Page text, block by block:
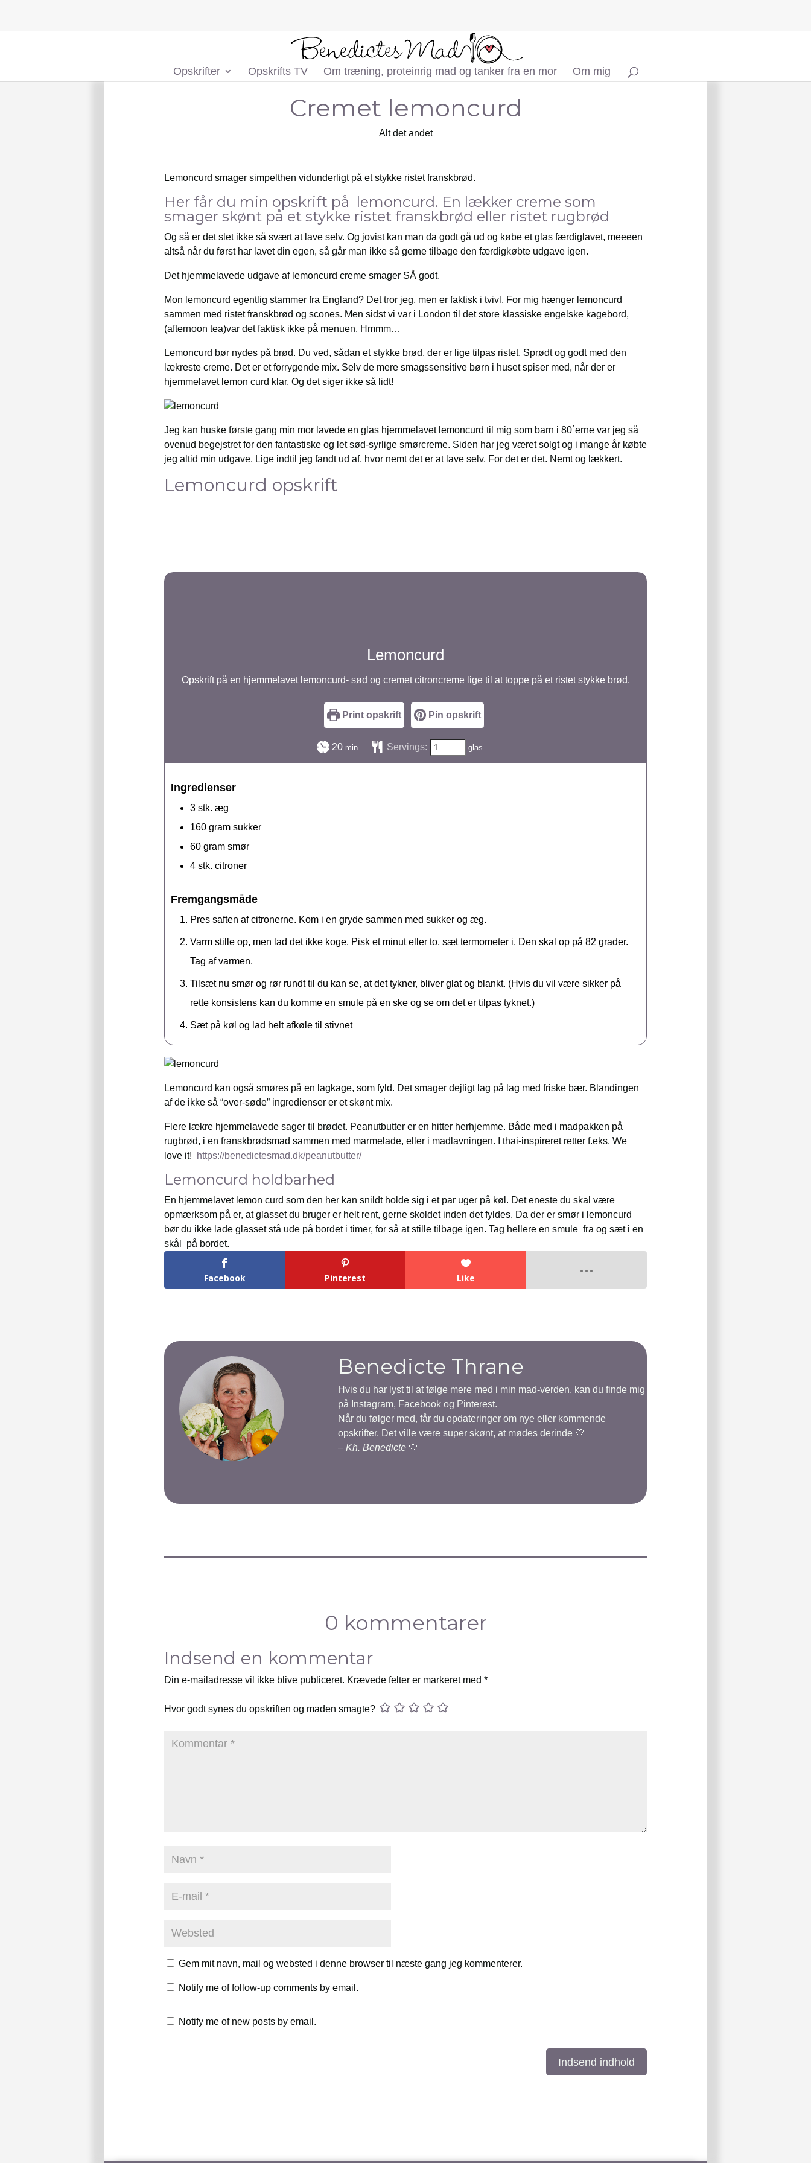
Opskrifter Opskrifts TV Om træning, proteinrig mad og tanker fra en mor Om mig
Cremet lemoncurd
Alt det andet
Lemoncurd smager simpelthen vidunderligt på et stykke ristet franskbrød.
Her får du min opskrift på lemoncurd. En lækker creme som
smager skønt på et stykke ristet franskbrød eller ristet rugbrød
Og så er det slet ikke så svært at lave selv. Og jovist kan man da godt gå ud og købe et glas færdiglavet, meeeen
altså når du først har lavet din egen, så går man ikke så gerne tilbage den færdigkøbte udgave igen.
Det hjemmelavede udgave af lemoncurd creme smager SÅ godt.
Mon lemoncurd egentlig stammer fra England? Det tror jeg, men er faktisk i tvivl. For mig hænger lemoncurd
sammen med ristet franskbrød og scones. Men sidst vi var i London til det store klassiske engelske kagebord,
(afternoon tea)var det faktisk ikke på menuen. Hmmm…
Lemoncurd bør nydes på brød. Du ved, sådan et stykke brød, der er lige tilpas ristet. Sprødt og godt med den
lækreste creme. Det er et forrygende mix. Selv de mere smagssensitive børn i huset spiser med, når der er
hjemmelavet lemon curd klar. Og det siger ikke så lidt!
Jeg kan huske første gang min mor lavede en glas hjemmelavet lemoncurd til mig som barn i 80´erne var jeg så
ovenud begejstret for den fantastiske og let sød-syrlige smørcreme. Siden har jeg været solgt og i mange år købte
jeg altid min udgave. Lige indtil jeg fandt ud af, hvor nemt det er at lave selv. For det er det. Nemt og lækkert.
Lemoncurd opskrift
Lemoncurd
Opskrift på en hjemmelavet lemoncurd- sød og cremet citroncreme lige til at toppe på et ristet stykke brød.
Print opskrift Pin opskrift
20minutter
min Servings: glas
Ingredienser
3 stk. æg
160 gram sukker
60 gram smør
4 stk. citroner
Fremgangsmåde
Pres saften af citronerne. Kom i en gryde sammen med sukker og æg.
Varm stille op, men lad det ikke koge. Pisk et minut eller to, sæt termometer i. Den skal op på 82 grader.
Tag af varmen.
Tilsæt nu smør og rør rundt til du kan se, at det tykner, bliver glat og blankt. (Hvis du vil være sikker på
rette konsistens kan du komme en smule på en ske og se om det er tilpas tyknet.)
Sæt på køl og lad helt afkøle til stivnet
Lemoncurd kan også smøres på en lagkage, som fyld. Det smager dejligt lag på lag med friske bær. Blandingen
af de ikke så “over-søde” ingredienser er et skønt mix.
Flere lækre hjemmelavede sager til brødet. Peanutbutter er en hitter herhjemme. Både med i madpakken på
rugbrød, i en franskbrødsmad sammen med marmelade, eller i madlavningen. I thai-inspireret retter f.eks. We
love it!
https://benedictesmad.dk/peanutbutter/
Lemoncurd holdbarhed
En hjemmelavet lemon curd som den her kan snildt holde sig i et par uger på køl. Det eneste du skal være
opmærksom på er, at glasset du bruger er helt rent, gerne skoldet inden det fyldes. Da der er smør i lemoncurd
bør du ikke lade glasset stå ude på bordet i timer, for så at stille tilbage igen. Tag hellere en smule fra og sæt i en
skål på bordet.
Facebook Pinterest Like
Benedicte Thrane
Hvis du har lyst til at følge mere med i min mad-verden, kan du finde mig
på Instagram, Facebook og Pinterest.
Når du følger med, får du opdateringer om nye eller kommende
opskrifter. Det ville være super skønt, at mødes derinde 🤍
– Kh. Benedicte 🤍
0 kommentarer
Indsend en kommentar
Din e-mailadresse vil ikke blive publiceret. Krævede felter er markeret med *
Hvor godt synes du opskriften og maden smagte?
Gem mit navn, mail og websted i denne browser til næste gang jeg kommenterer.
Notify me of follow-up comments by email.
Notify me of new posts by email.
Indsend indhold